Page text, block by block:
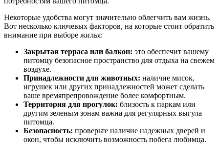
Некоторые удобства могут значительно облегчить вам жизнь.
Вот несколько ключевых факторов, на которые стоит обратить
внимание при выборе жилья:
Закрытая терраса или балкон: это обеспечит вашему
питомцу безопасное пространство для отдыха на свежем
воздухе.
Принадлежности для животных: наличие мисок,
игрушек или других принадлежностей может сделать
ваше времяпрепровождение более комфортным.
Территория для прогулок: близость к паркам или
другим зеленым зонам важна для регулярных выгула
питомца.
Безопасность: проверьте наличие надежных дверей и
окон, чтобы исключить возможность побега любимца.